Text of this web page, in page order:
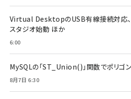
Virtual DesktopのUSB有線接続対応、
スタジオ始動 ほか
6:00
MySQLの「ST_Union()」関数でポリゴ
8月7日 6:30